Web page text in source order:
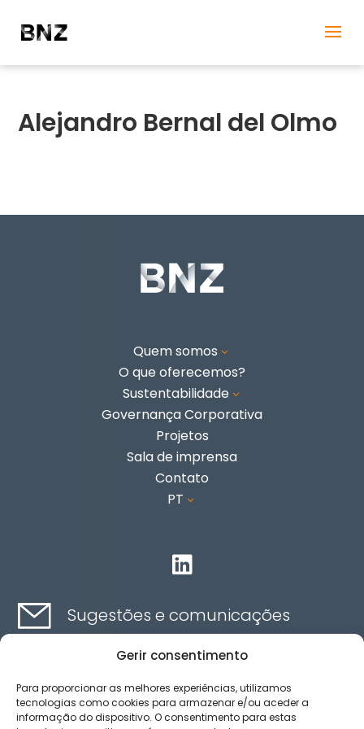
Gerir consentimento
Para proporcionar as melhores experiências, utilizamos
tecnologias como cookies para armazenar e/ou aceder a
informação do dispositivo. O consentimento para estas
Alejandro Bernal del Olmo
Quem somos 3
O que oferecemos?
Sustentabilidade 3
Governança Corporativa
Projetos
Sala de imprensa
Contato
PT 3

Sugestões e comunicações